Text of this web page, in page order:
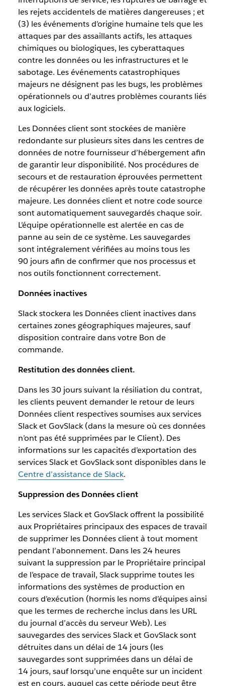
les rejets accidentels de matières dangereuses ; et
(3) les événements d’origine humaine tels que les
attaques par des assaillants actifs, les attaques
chimiques ou biologiques, les cyberattaques
contre les données ou les infrastructures et le
sabotage. Les événements catastrophiques
majeurs ne désignent pas les bugs, les problèmes
opérationnels ou d’autres problèmes courants liés
aux logiciels.
Les Données client sont stockées de manière
redondante sur plusieurs sites dans les centres de
données de notre fournisseur d’hébergement afin
de garantir leur disponibilité. Nos procédures de
secours et de restauration éprouvées permettent
de récupérer les données après toute catastrophe
majeure. Les données client et notre code source
sont automatiquement sauvegardés chaque soir.
L’équipe opérationnelle est alertée en cas de
panne au sein de ce système. Les sauvegardes
sont intégralement vérifiées au moins tous les
90 jours afin de confirmer que nos processus et
nos outils fonctionnent correctement.
Données inactives
Slack stockera les Données client inactives dans
certaines zones géographiques majeures, sauf
disposition contraire dans votre Bon de
commande.
Restitution des données client.
Dans les 30 jours suivant la résiliation du contrat,
les clients peuvent demander le retour de leurs
Données client respectives soumises aux services
Slack et GovSlack (dans la mesure où ces données
n’ont pas été supprimées par le Client). Des
informations sur les capacités d’exportation des
services Slack et GovSlack sont disponibles dans le
Centre d’assistance de Slack.
Suppression des Données client
Les services Slack et GovSlack offrent la possibilité
aux Propriétaires principaux des espaces de travail
de supprimer les Données client à tout moment
pendant l’abonnement. Dans les 24 heures
suivant la suppression par le Propriétaire principal
de l’espace de travail, Slack supprime toutes les
informations des systèmes de production en
cours d’exécution (hormis les noms d’équipes ainsi
que les termes de recherche inclus dans les URL
du journal d’accès du serveur Web). Les
sauvegardes des services Slack et GovSlack sont
détruites dans un délai de 14 jours (les
sauvegardes sont supprimées dans un délai de
14 jours, sauf lorsqu’une enquête sur un incident
est en cours, auquel cas cette période peut être